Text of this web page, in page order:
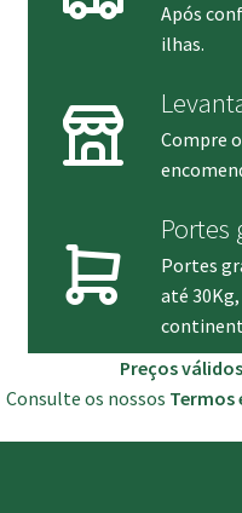
Após
ilhas.
Compre
Portes
Portes
até
Preços
Consulte os nossos Termos